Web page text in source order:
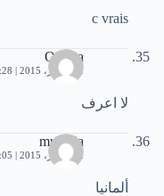
c vrais
Osama
12 أكتوبر، 2015 | 12:28 ص
لا اعرف
muawia
12 أكتوبر، 2015 | 1:05 ص
ألمانيا